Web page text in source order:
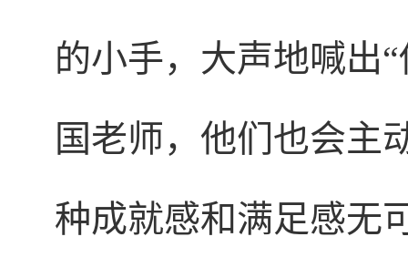
的小手，大声地喊出
国老师，他们也会
种成就感和满足感无